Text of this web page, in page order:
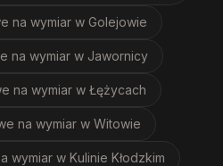
na wymiar w Golejowie
na wymiar w Jawornicy
na wymiar w Łężycach
na wymiar w Witowie
wymiar w Kulinie Kłodzkim